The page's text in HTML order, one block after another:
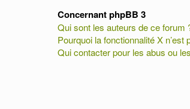
Concernant phpBB 3
Qui sont les auteurs de ce forum
Pourquoi la fonctionnalité X n’est
Qui contacter pour les abus ou